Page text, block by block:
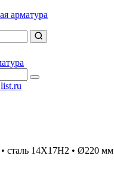
арматура
сталь 14Х17Н2 • Ø220 мм